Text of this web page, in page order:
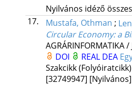
Nyilvános idéző
17.
Mustafa, Othman ;
Circular Economy: a
AGRÁRINFORMATIKA /
DOI
REAL DEA
Szakcikk
[32749947] [Nyilvános]